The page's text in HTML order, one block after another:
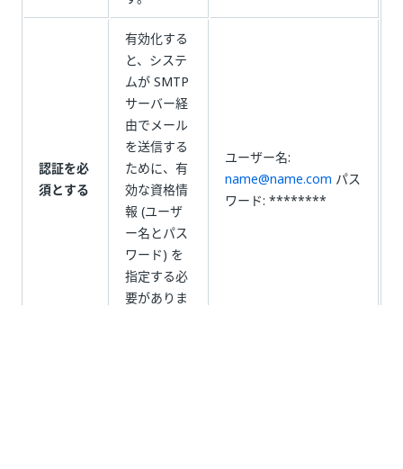
認証を必
須とする
有効化する
と、システ
ムが SMTP
サーバー経
由でメール
を送信する
ために、有
効な資格情
報 (ユーザ
ー名とパス
ワード) を
指定する必
要がありま
ユーザー名:
name@name.com パス
ワード: ********